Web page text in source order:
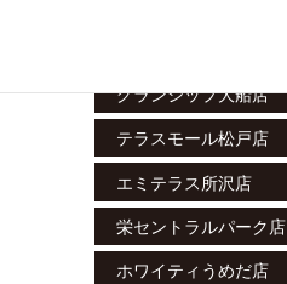
グランシップ大船店
テラスモール松戸店
エミテラス所沢店
栄セントラルパーク店
ホワイティうめだ店